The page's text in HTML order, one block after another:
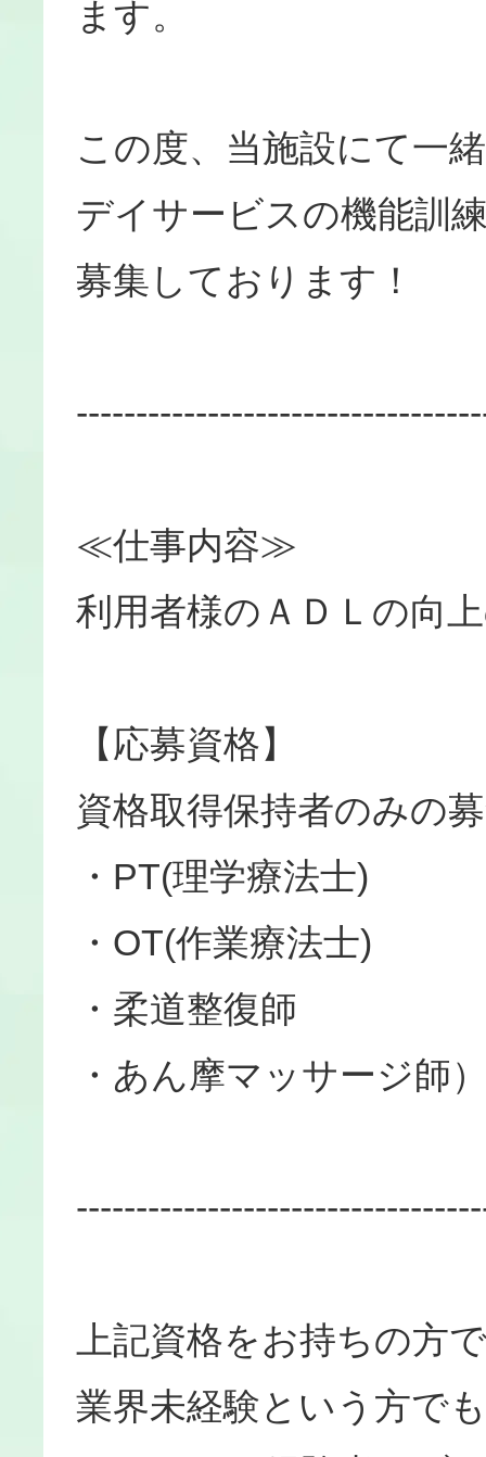
ます。
この度、当施設にて一
デイサービスの機能訓
募集しております！
≪仕事内容≫
利用者様のＡＤＬの向
【応募資格】
資格取得保持者のみの
・PT(理学療法士)
・OT(作業療法士)
・柔道整復師
・あん摩マッサージ師
上記資格をお持ちの方
業界未経験という方で